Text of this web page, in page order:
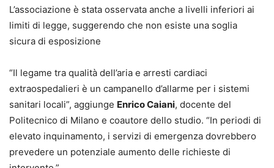
L’associazione è stata osservata anche a livelli inferiori ai
limiti di legge, suggerendo che non esiste una soglia
sicura di esposizione
“Il legame tra qualità dell’aria e arresti cardiaci
extraospedalieri è un campanello d’allarme per i sistemi
sanitari locali”, aggiunge Enrico Caiani, docente del
Politecnico di Milano e coautore dello studio. “In periodi di
elevato inquinamento, i servizi di emergenza dovrebbero
prevedere un potenziale aumento delle richieste di